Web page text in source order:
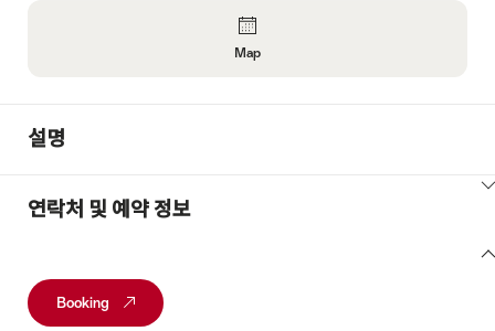
Map
Map
설명
ClickToViewContent
연락처 및 예약 정보
락
처
Booking